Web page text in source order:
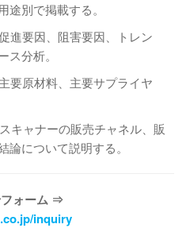
別で掲載する。
進要因、阻害要因、トレン
ス分析。
要原材料、主要サプライヤ
キャナーの販売チャネル、販
について説明する。
ォーム ⇒
inquiry